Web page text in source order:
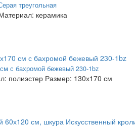
треугольная
керамика
с бахромой бежевый 230-1bz
полиэстер Размер: 130х170 см